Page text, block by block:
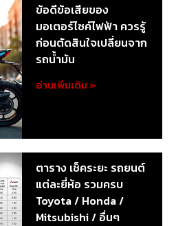
ข้อดีข้อเสียของ
มอเตอร์ไซค์ไฟฟ้า ควรรู้
ก่อนตัดสินใจเปลี่ยนจาก
รถน้ำมัน
อ่านเพิ่มเติม »
ตาราง เช็คระยะ รถยนต์
แต่ละยี่ห้อ รวมครบ
Toyota / Honda /
Mitsubishi / อื่นๆ